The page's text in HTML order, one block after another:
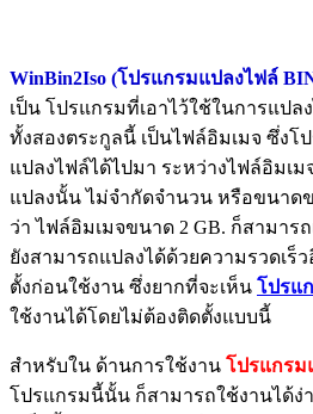
WinBin2Iso (โปรแกรมแปลงไฟล์
เป็น โปรแกรมที่เอาไว้ใช้ในการแปล
ทั้งสองตระกูลนี้ เป็นไฟล์อิมเมจ ซึ่ง
แปลงไฟล์ได้ไปมา ระหว่างไฟล์อิมเม
แปลงนั้น ไม่จำกัดจำนวน หรือขนาด
ว่า ไฟล์อิมเมจขนาด 2 GB. ก็สามา
ยังสามารถแปลงได้ด้วยความรวดเร็
ตั้งก่อนใช้งาน ซึ่งยากที่จะเห็น โปรแ
ใช้งานได้โดยไม่ต้องติดตั้งแบบนี้
สำหรับใน ด้านการใช้งาน โปรแกรม
โปรแกรมนี้นั้น ก็สามารถใช้งานได้ง่